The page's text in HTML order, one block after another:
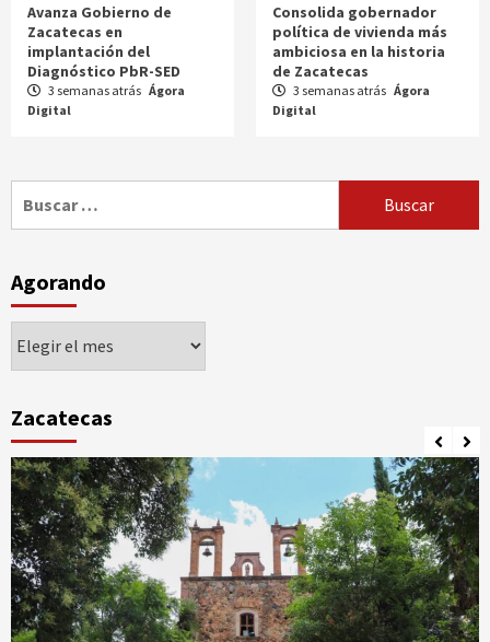
Avanza Gobierno de
Zacatecas en
implantación del
Diagnóstico PbR-SED
3 semanas atrás Ágora
Digital
Consolida gobernador
política de vivienda más
ambiciosa en la historia
de Zacatecas
3 semanas atrás Ágora
Digital
Agorando
Zacatecas